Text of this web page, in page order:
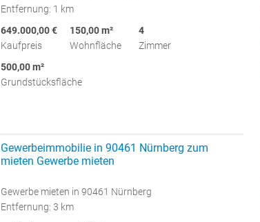
Entfernung: 1 km
649.000,00 €
Kaufpreis
150,00 m²
Wohnfläche
4
Zimmer
500,00 m²
Grundstücksfläche
Gewerbeimmobilie in 90461 Nürnberg zum
mieten Gewerbe mieten
Gewerbe mieten in 90461 Nürnberg
Entfernung: 3 km